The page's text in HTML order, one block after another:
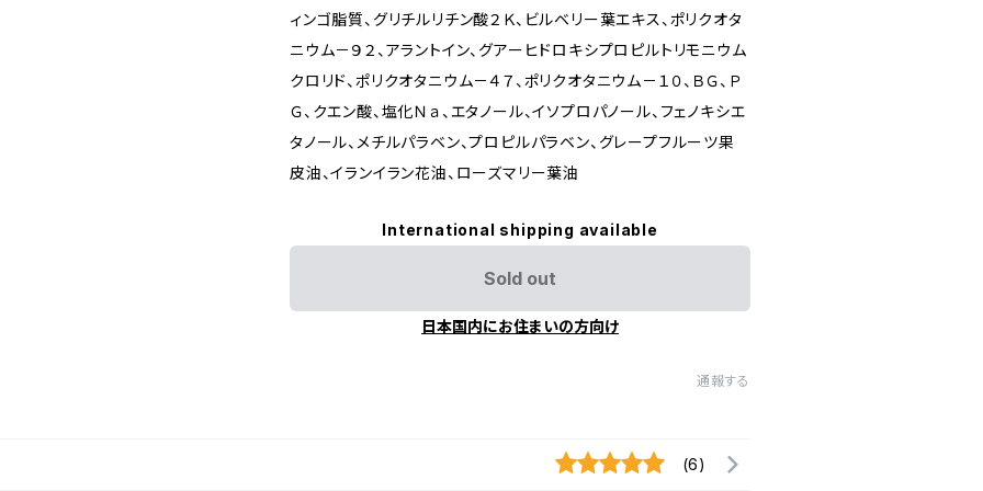
ィンゴ脂質、グリチルリチン酸２Ｋ、ビルベリー葉エキス、ポリクオタ
ニウム－９２、アラントイン、グアーヒドロキシプロピルトリモニウム
クロリド、ポリクオタニウム－４７、ポリクオタニウム－１０、ＢＧ、Ｐ
Ｇ、クエン酸、塩化Ｎａ、エタノール、イソプロパノール、フェノキシエ
タノール、メチルパラベン、プロピルパラベン、グレープフルーツ果
皮油、イランイラン花油、ローズマリー葉油
International shipping available
Sold out
日本国内にお住まいの方向け
通報する
(6)